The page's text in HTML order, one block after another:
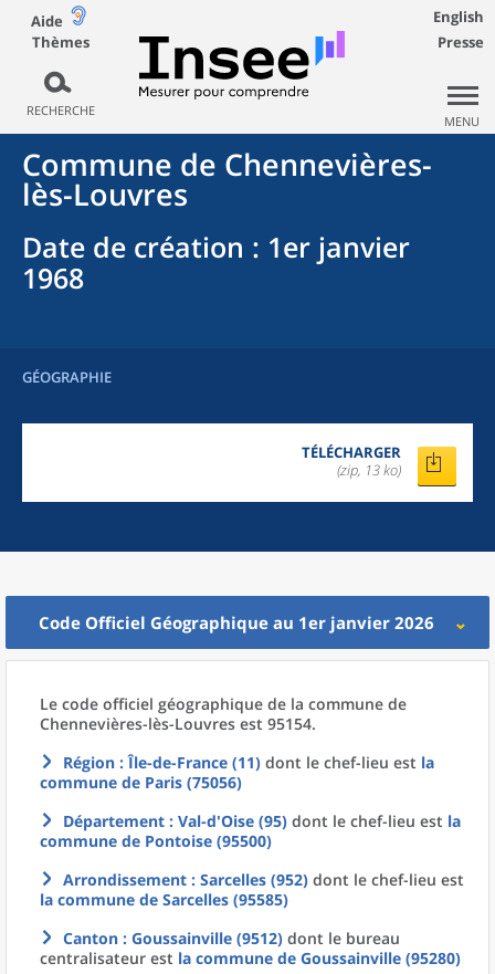
Aide
Thèmes
RECHERCHE
English
Presse
MENU
Commune de Chennevières-
lès-Louvres
Date de création : 1er janvier
1968
GÉOGRAPHIE
TÉLÉCHARGER
(zip, 13 ko)
Code Officiel Géographique au 1er janvier 2026
Le code officiel géographique de la commune de
Chennevières-lès-Louvres est 95154.
Région : Île-de-France (11) dont le chef-lieu est la
commune de Paris (75056)
Département : Val-d'Oise (95) dont le chef-lieu est la
commune de Pontoise (95500)
Arrondissement : Sarcelles (952) dont le chef-lieu est
la commune de Sarcelles (95585)
Canton : Goussainville (9512) dont le bureau
centralisateur est la commune de Goussainville (95280)